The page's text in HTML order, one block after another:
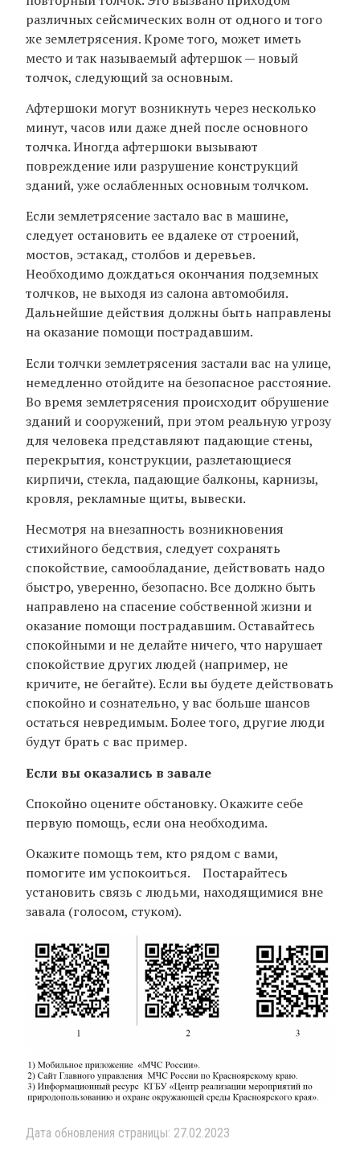
различных сейсмических волн от одного и того
же землетрясения. Кроме того, может иметь
место и так называемый афтершок — новый
толчок, следующий за основным.
Афтершоки могут возникнуть через несколько
минут, часов или даже дней после основного
толчка. Иногда афтершоки вызывают
повреждение или разрушение конструкций
зданий, уже ослабленных основным толчком.
Если землетрясение застало вас в машине,
следует остановить ее вдалеке от строений,
мостов, эстакад, столбов и деревьев.
Необходимо дождаться окончания подземных
толчков, не выходя из салона автомобиля.
Дальнейшие действия должны быть направлены
на оказание помощи пострадавшим.
Если толчки землетрясения застали вас на улице,
немедленно отойдите на безопасное расстояние.
Во время землетрясения происходит обрушение
зданий и сооружений, при этом реальную угрозу
для человека представляют падающие стены,
перекрытия, конструкции, разлетающиеся
кирпичи, стекла, падающие балконы, карнизы,
кровля, рекламные щиты, вывески.
Несмотря на внезапность возникновения
стихийного бедствия, следует сохранять
спокойствие, самообладание, действовать надо
быстро, уверенно, безопасно. Все должно быть
направлено на спасение собственной жизни и
оказание помощи пострадавшим. Оставайтесь
спокойными и не делайте ничего, что нарушает
спокойствие других людей (например, не
кричите, не бегайте). Если вы будете действовать
спокойно и сознательно, у вас больше шансов
остаться невредимым. Более того, другие люди
будут брать с вас пример.
Если вы оказались в завале
Спокойно оцените обстановку. Окажите себе
первую помощь, если она необходима.
Окажите помощь тем, кто рядом с вами,
помогите им успокоиться. Постарайтесь
установить связь с людьми, находящимися вне
завала (голосом, стуком).
Дата обновления страницы: 27.02.2023